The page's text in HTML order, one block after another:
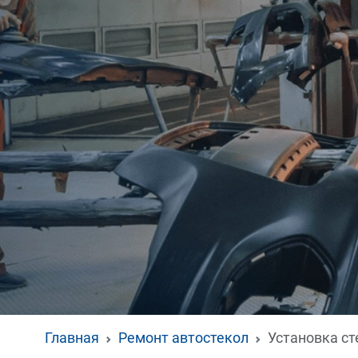
Главная Ремонт автостекол Установка